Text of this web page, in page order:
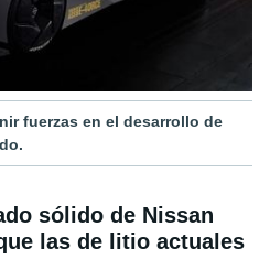
fuerzas en el desarrollo de
sólido de Nissan
las de litio actuales